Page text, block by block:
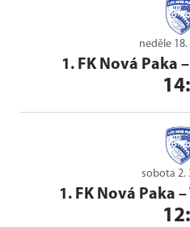
neděle 18.
1. FK Nová Paka –
sobota 2.
1. FK Nová Paka –